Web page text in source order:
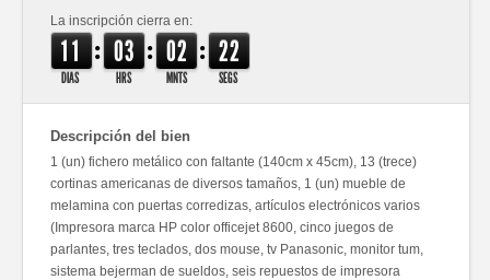
La inscripción cierra en:
11
DIAS
: 03
HRS
: 02
MNTS
: 22
SEGS
Descripción del bien
1 (un) fichero metálico con faltante (140cm x 45cm), 13 (trece)
cortinas americanas de diversos tamaños, 1 (un) mueble de
melamina con puertas corredizas, artículos electrónicos varios
(Impresora marca HP color officejet 8600, cinco juegos de
parlantes, tres teclados, dos mouse, tv Panasonic, monitor tum,
sistema bejerman de sueldos, seis repuestos de impresora